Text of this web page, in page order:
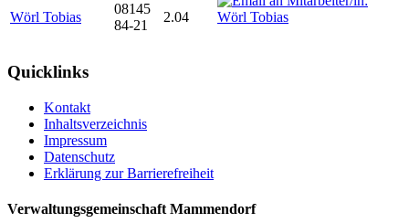
Wörl Tobias
08145
84-21
2.04
Quicklinks
Kontakt
Inhaltsverzeichnis
Impressum
Datenschutz
Erklärung zur Barrierefreiheit
Verwaltungsgemeinschaft Mammendorf